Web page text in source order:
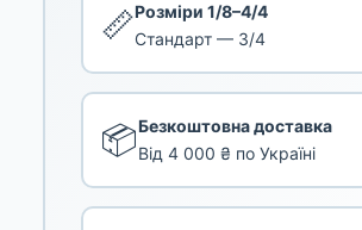
📏Розміри 1/8–4/4
Стандарт — 3/4
📦Безкоштовна доставка
Від 4 000 ₴ по Україні